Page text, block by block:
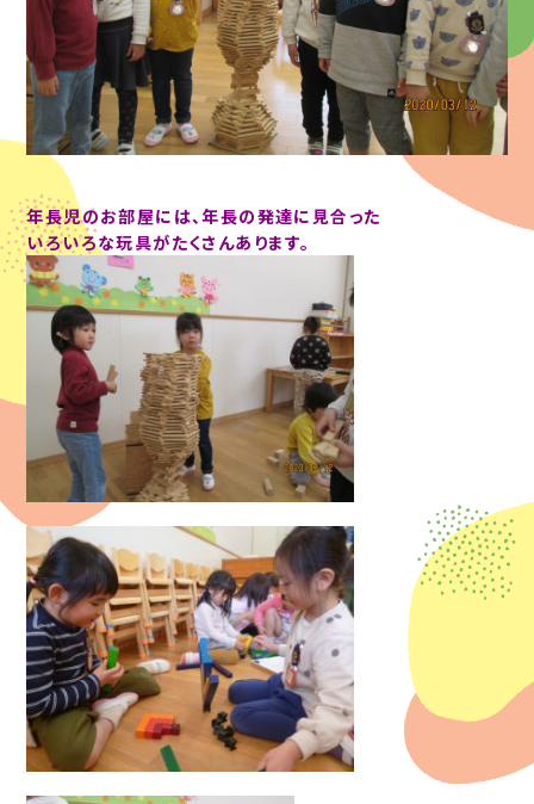
年長児のお部屋には、年長の発達に見合った
いろいろな玩具がたくさんあります。